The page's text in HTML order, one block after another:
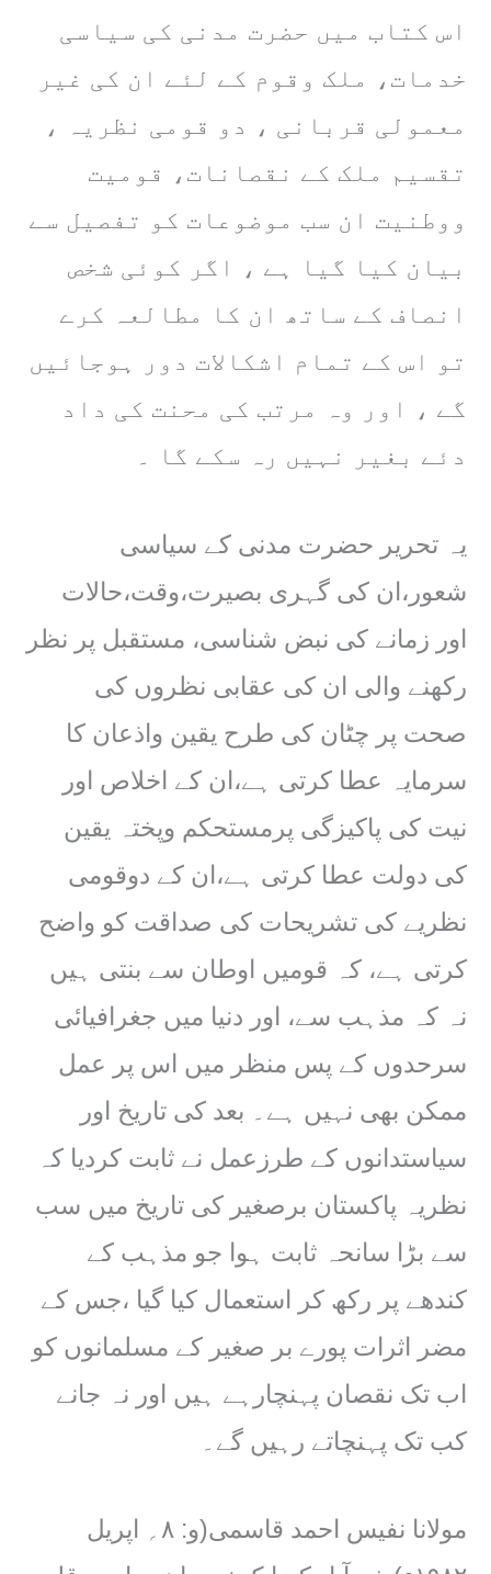
اس کتاب میں حضرت مدنی کی سیاسی
خدمات، ملک وقوم کے لئے ان کی غیر
معمولی قربانی ، دو قومی نظریہ ،
تقسیم ملک کے نقصانات، قومیت
ووطنیت ان سب موضوعات کو تفصیل سے
بیان کیا گیا ہے ، اگر کوئی شخص
انصاف کے ساتھ ان کا مطالعہ کرے
تو اس کے تمام اشکالات دور ہوجائیں
گے ، اور وہ مرتب کی محنت کی داد
دئے بغیر نہیں رہ سکے گا ۔
یہ تحریر حضرت مدنی کے سیاسی
شعور،ان کی گہری بصیرت،وقت،حالات
اور زمانے کی نبض شناسی، مستقبل پر نظر
رکھنے والی ان کی عقابی نظروں کی
صحت پر چٹان کی طرح یقین واذعان کا
سرمایہ عطا کرتی ہے،ان کے اخلاص اور
نیت کی پاکیزگی پرمستحکم وپختہ یقین
کی دولت عطا کرتی ہے،ان کے دوقومی
نظریے کی تشریحات کی صداقت کو واضح
کرتی ہے، کہ قومیں اوطان سے بنتی ہیں
نہ کہ مذہب سے، اور دنیا میں جغرافیائی
سرحدوں کے پس منظر میں اس پر عمل
ممکن بھی نہیں ہے۔ بعد کی تاریخ اور
سیاستدانوں کے طرزعمل نے ثابت کردیا کہ
نظریہ پاکستان برصغیر کی تاریخ میں سب
سے بڑا سانحہ ثابت ہوا جو مذہب کے
کندھے پر رکھ کر استعمال کیا گیا ،جس کے
مضر اثرات پورے بر صغیر کے مسلمانوں کو
اب تک نقصان پہنچارہے ہیں اور نہ جانے
کب تک پہنچاتے رہیں گے۔
مولانا نفیس احمد قاسمی(و: ۸؍ اپریل